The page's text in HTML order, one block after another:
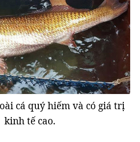
cá quý hiếm và có giá trị
kinh tế cao.